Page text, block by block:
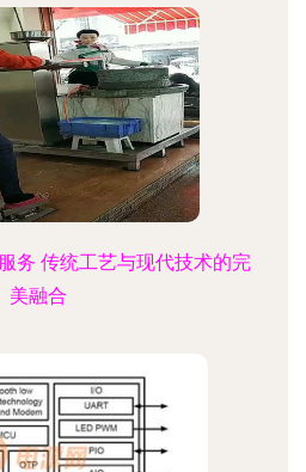
务 传统工艺与现代技术的完
美融合